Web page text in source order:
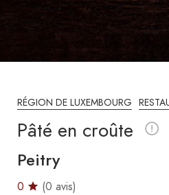
RÉGION DE LUXEMBOURG
Pâté en croûte
Peitry
0
(0 avis)